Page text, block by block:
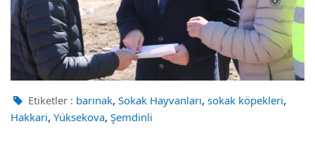
Etiketler : barınak, Sokak Hayvanları, sokak köpekleri,
Hakkari, Yüksekova, Şemdinli